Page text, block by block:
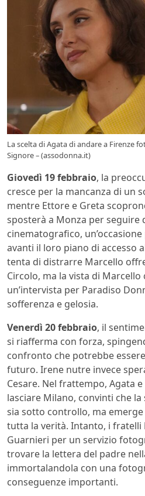
La scelta di Agata di andare a Firenze
Signore – (assodonna.it)
Giovedì 19 febbraio, la
cresce per la mancanza di un
mentre Ettore e Greta
sposterà a Monza per seguire
cinematografico,
avanti il loro piano di accesso
tenta di distrarre Marcello
Circolo, ma la vista di
un’intervista per Paradiso
sofferenza e gelosia.
Venerdì 20 febbraio, il
si riafferma con forza,
confronto che potrebbe
futuro. Irene nutre invece
Cesare. Nel frattempo, Agata
lasciare Milano, convinti che
sia sotto controllo, ma
tutta la verità. Intanto, i fratelli
Guarnieri per un servizio
trovare la lettera del padre
immortalandola con una
conseguenze importanti.